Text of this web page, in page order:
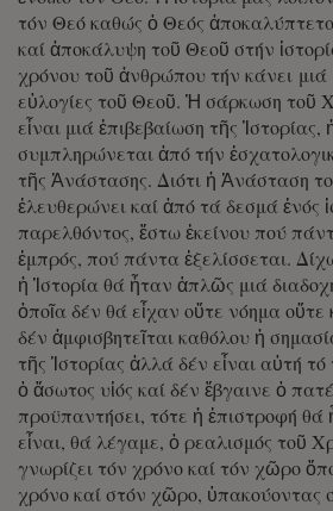
τόν Θεό καθώς ὁ Θεός
καί ἀποκάλυψη τοῦ Θεοῦ στήν
χρόνου τοῦ ἀνθρώπου τήν κάνει μιά
εὐλογίες τοῦ Θεοῦ. Ἡ σάρκωση τοῦ
εἶναι μιά ἐπιβεβαίωση τῆς
συμπληρώνεται ἀπό τήν
τῆς Ἀνάστασης. Διότι ἡ Ἀνάσταση
ἐλευθερώνει καί ἀπό τά δεσμά ἑνός
παρελθόντος, ἔστω ἐκείνου πού
ἐμπρός, πού πάντα ἐξελίσσεται.
ἡ Ἱστορία θά ἦταν ἁπλῶς μιά
ὁποῖα δέν θά εἶχαν οὔτε νόημα
δέν ἀμφισβητεῖται καθόλου ἡ
τῆς Ἱστορίας ἀλλά δέν εἶναι αὐτή
ὁ ἄσωτος υἱός καί δέν ἔβγαινε ὁ
προϋπαντήσει, τότε ἡ ἐπιστροφή θά
εἶναι, θά λέγαμε, ὁ ρεαλισμός τοῦ
γνωρίζει τόν χρόνο καί τόν χῶρο
χρόνο καί στόν χῶρο, ὑπακούοντας